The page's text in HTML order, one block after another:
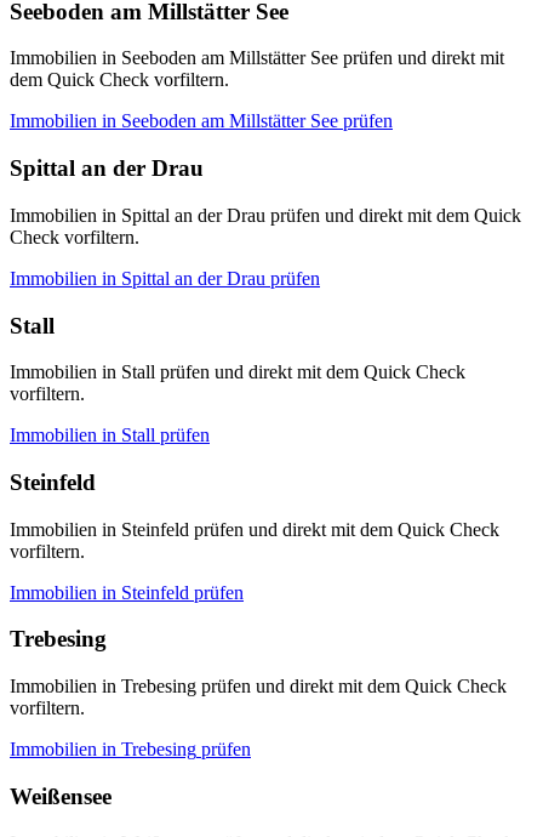
Seeboden am Millstätter See
Immobilien in Seeboden am Millstätter See prüfen und direkt mit
dem Quick Check vorfiltern.
Immobilien in Seeboden am Millstätter See prüfen
Spittal an der Drau
Immobilien in Spittal an der Drau prüfen und direkt mit dem Quick
Check vorfiltern.
Immobilien in Spittal an der Drau prüfen
Stall
Immobilien in Stall prüfen und direkt mit dem Quick Check
vorfiltern.
Immobilien in Stall prüfen
Steinfeld
Immobilien in Steinfeld prüfen und direkt mit dem Quick Check
vorfiltern.
Immobilien in Steinfeld prüfen
Trebesing
Immobilien in Trebesing prüfen und direkt mit dem Quick Check
vorfiltern.
Immobilien in Trebesing prüfen
Weißensee